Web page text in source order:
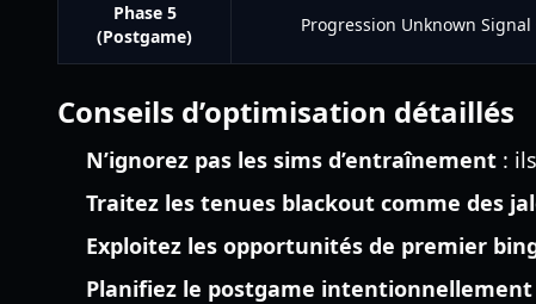
Phase 5
(Postgame)
Progression Unknown Signal
Conseils d’optimisation détaillés
N’ignorez pas les sims d’entraînement :
Traitez les tenues blackout comme des
Exploitez les opportunités de premier
Planifiez le postgame intentionnellement